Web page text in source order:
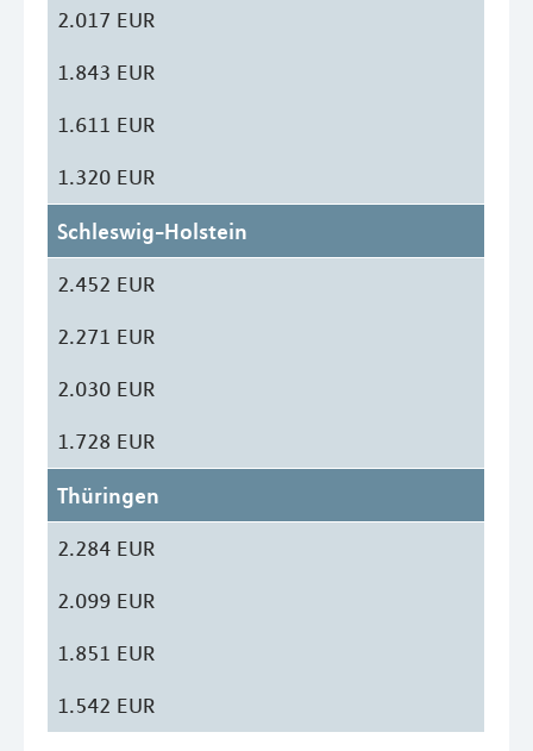
2.017 EUR
1.843 EUR
1.611 EUR
1.320 EUR
Schleswig-Holstein
2.452 EUR
2.271 EUR
2.030 EUR
1.728 EUR
Thüringen
2.284 EUR
2.099 EUR
1.851 EUR
1.542 EUR